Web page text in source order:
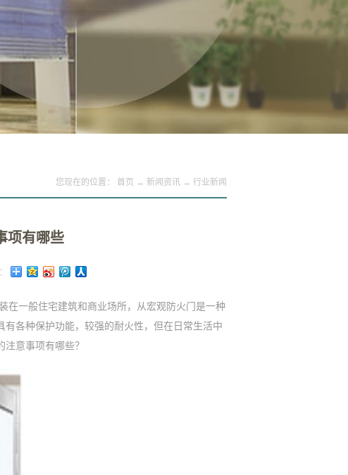
您现在的位置： 首页 → 新闻资讯 → 行业新闻
项有哪些
在一般住宅建筑和商业场所，从宏观防火门是一种
各种保护功能，较强的耐火性，但在日常生活中
意事项有哪些？